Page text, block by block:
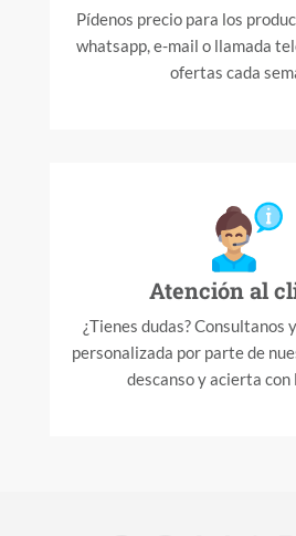
Pídenos precio para los
whatsapp, e-mail o llamada
ofertas cada
Atención al
¿Tienes dudas? Consultanos
personalizada por parte de
descanso y acierta con